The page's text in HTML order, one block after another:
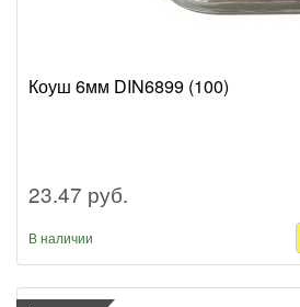
Коуш 6мм DIN6899 (100)
23.47 руб.
В наличии